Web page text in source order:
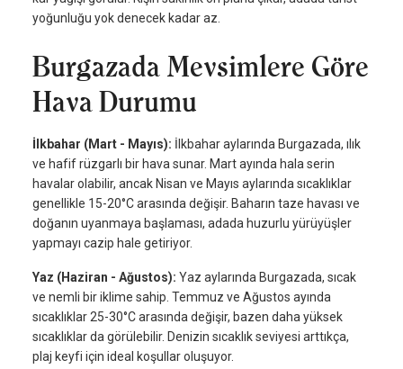
yoğunluğu yok denecek kadar az.
Burgazada Mevsimlere Göre
Hava Durumu
İlkbahar (Mart - Mayıs): İlkbahar aylarında Burgazada, ılık
ve hafif rüzgarlı bir hava sunar. Mart ayında hala serin
havalar olabilir, ancak Nisan ve Mayıs aylarında sıcaklıklar
genellikle 15-20°C arasında değişir. Baharın taze havası ve
doğanın uyanmaya başlaması, adada huzurlu yürüyüşler
yapmayı cazip hale getiriyor.
Yaz (Haziran - Ağustos): Yaz aylarında Burgazada, sıcak
ve nemli bir iklime sahip. Temmuz ve Ağustos ayında
sıcaklıklar 25-30°C arasında değişir, bazen daha yüksek
sıcaklıklar da görülebilir. Denizin sıcaklık seviyesi arttıkça,
plaj keyfi için ideal koşullar oluşuyor.